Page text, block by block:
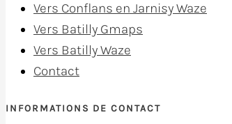
Vers Conflans en Jarnisy Waze
Vers Batilly Gmaps
Vers Batilly Waze
Contact
INFORMATIONS DE CONTACT